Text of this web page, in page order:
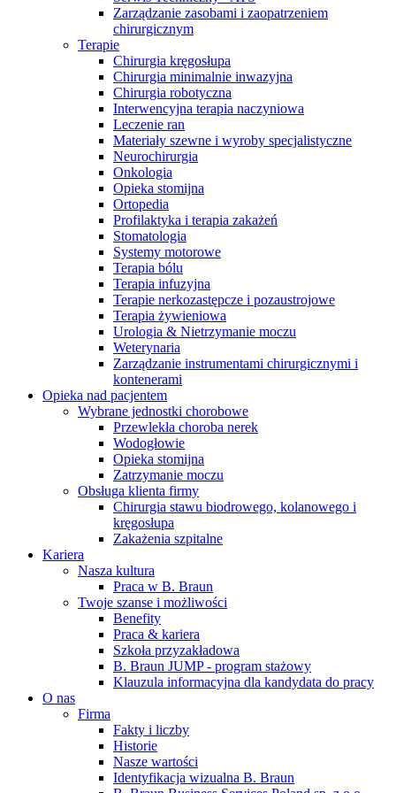
Zarządzanie zasobami i zaopatrzeniem
chirurgicznym
Terapie
Chirurgia kręgosłupa
Chirurgia minimalnie inwazyjna
Chirurgia robotyczna
Interwencyjna terapia naczyniowa
Leczenie ran
Materiały szewne i wyroby specjalistyczne
Neurochirurgia
Onkologia
Opieka stomijna
Ortopedia
Profilaktyka i terapia zakażeń
Stomatologia
Systemy motorowe
Terapia bólu
Terapia infuzyjna
Terapie nerkozastępcze i pozaustrojowe
Terapia żywieniowa
Urologia & Nietrzymanie moczu
Weterynaria
Zarządzanie instrumentami chirurgicznymi i
kontenerami
Opieka nad pacjentem
Wybrane jednostki chorobowe
Przewlekła choroba nerek
Wodogłowie
Opieka stomijna
Zatrzymanie moczu
Obsługa klienta firmy
Chirurgia stawu biodrowego, kolanowego i
kręgosłupa
Zakażenia szpitalne
Kariera
Nasza kultura
Praca w B. Braun
Twoje szanse i możliwości
Benefity
Praca & kariera
Szkoła przyzakładowa
B. Braun JUMP - program stażowy
Klauzula informacyjna dla kandydata do pracy
O nas
Firma
Fakty i liczby
Historie
Nasze wartości
Identyfikacja wizualna B. Braun